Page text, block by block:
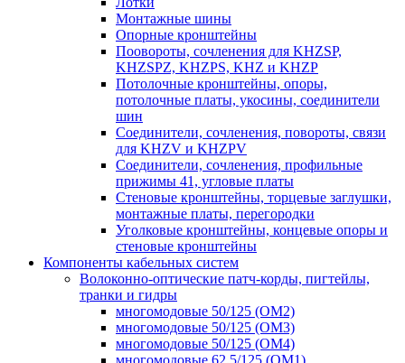
Монтажные шины
Опорные кронштейны
Поовороты, сочленения для KHZSP,
KHZSPZ, KHZPS, KHZ и KHZP
Потолочные кронштейны, опоры,
потолочные платы, укосины, соединители
шин
Соединители, сочленения, повороты, связи
для KHZV и KHZPV
Соединители, сочленения, профильные
прижимы 41, угловые платы
Стеновые кронштейны, торцевые заглушки,
монтажные платы, перегородки
Уголковые кронштейны, концевые опоры и
стеновые кронштейны
Компоненты кабельных систем
Волоконно-оптические патч-корды, пигтейлы,
транки и гидры
многомодовые 50/125 (OM2)
многомодовые 50/125 (OM3)
многомодовые 50/125 (OM4)
многомодовые 62.5/125 (OM1)